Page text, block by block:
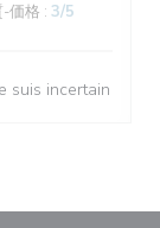
価格 : 3/5
suis incertain